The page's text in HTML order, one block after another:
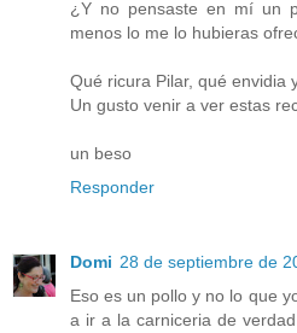
¿Y no pensaste en mí un
menos lo me lo hubieras
Qué ricura Pilar, qué envidia
Un gusto venir a ver estas
un beso
Responder
Domi 28 de septiembre de
Eso es un pollo y no lo que
a ir a la carniceria de